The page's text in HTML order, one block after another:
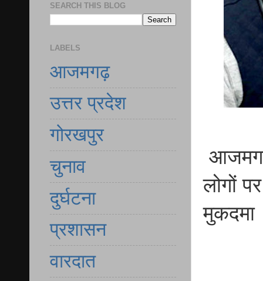
लोगों
मुकदमा
SEARCH THIS BLOG
LABELS
आजमगढ़
उत्तर प्रदेश
गोरखपुर
चुनाव
दुर्घटना
प्रशासन
वारदात